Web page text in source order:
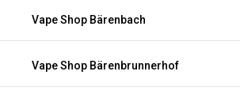
Vape Shop Bärenbach
Vape Shop Bärenbrunnerhof